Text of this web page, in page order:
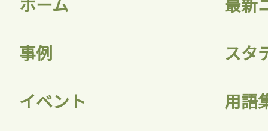
記事をお気に入りに
ログインが必
事例 スタ
イベント 用語